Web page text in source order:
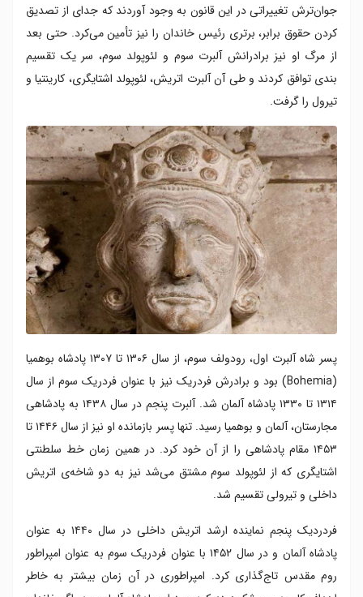
جوان‌ترش تغییراتی در این قانون به وجود آوردند که جدای از تصدیق
کردن حقوق برابر، برتری رئیس خاندان را نیز تأمین می‌کرد. حتی بعد
از مرگ او نیز برادرانش آلبرت سوم و لئوپولد سوم، سر یک تقسیم
بندی توافق کردند و طی آن آلبرت اتریش، لئوپولد اشتایگری، کارینتیا و
تیرول را گرفت.
پسر شاه آلبرت اول، رودولف سوم، از سال ۱۳۰۶ تا ۱۳۰۷ پادشاه بوهمیا
(Bohemia) بود و برادرش فردریک نیز با عنوان فردریک سوم از سال
۱۳۱۴ تا ۱۳۳۰ پادشاه آلمان شد. آلبرت پنجم در سال ۱۴۳۸ به پادشاهی
مجارستان، آلمان و بوهمیا رسید. تنها پسر بازمانده او نیز از سال ۱۴۴۶ تا
۱۴۵۳ مقام پادشاهی را از آن خود کرد. در همین زمان خط سلطنتی
اشتایگری که از لئوپولد سوم مشتق می‌شد نیز به دو شاخه‌ی اتریش
داخلی و تیرولی تقسیم شد.
فردردیک پنجم نماینده ارشد اتریش داخلی در سال ۱۴۴۰ به عنوان
پادشاه آلمان و در سال ۱۴۵۲ با عنوان فردریک سوم به عنوان امپراطور
روم مقدس تاج‌گذاری کرد. امپراطوری در آن زمان بیشتر به خاطر